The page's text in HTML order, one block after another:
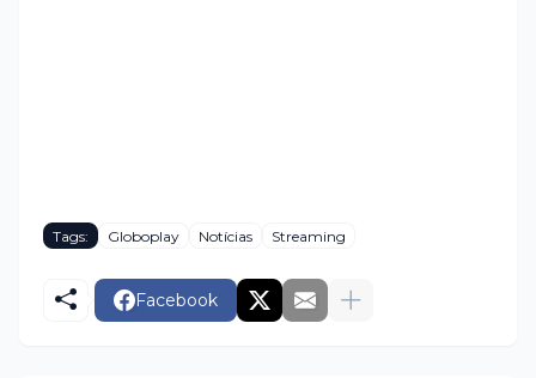
Tags: Globoplay Notícias Streaming
Facebook